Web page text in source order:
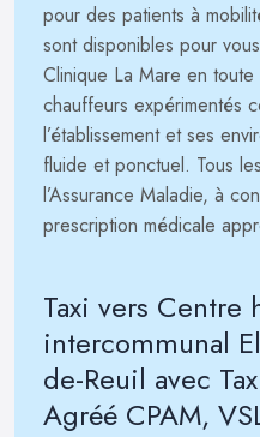
pour des patients à
sont disponibles pour
Clinique La Mare en
chauffeurs expérimentés
l’établissement et ses
fluide et ponctuel. Tous
l’Assurance Maladie, à
prescription médicale
Taxi vers Centre
intercommunal
de-Reuil avec
Agréé CPAM,